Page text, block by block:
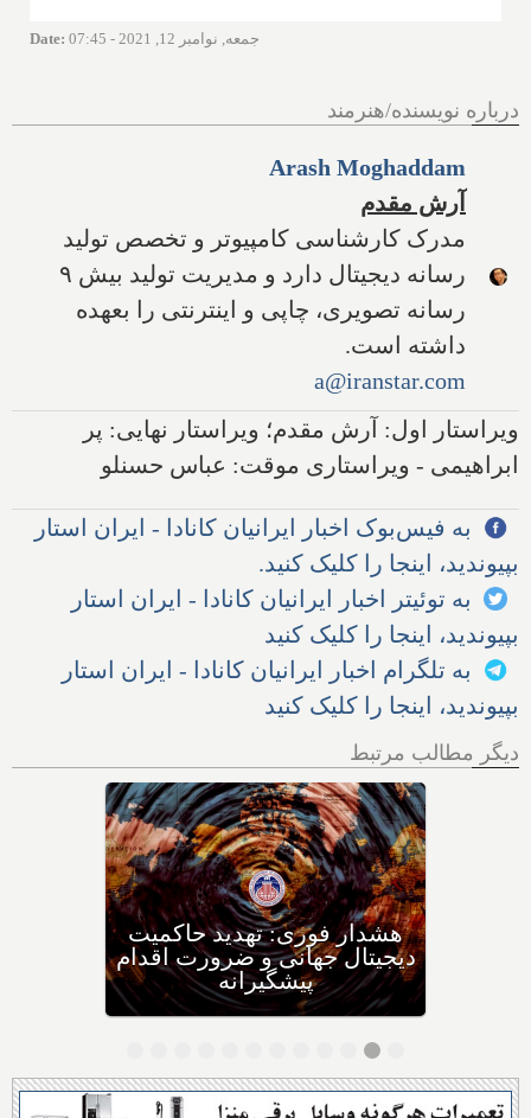
Date: جمعه, نوامبر 12, 2021 - 07:45
درباره نویسنده/هنرمند
Arash Moghaddam
آرش مقدم
مدرک کارشناسی کامپیوتر و تخصص تولید
رسانه دیجیتال دارد و مدیریت تولید بیش ۹
رسانه تصویری، چاپی و اینترنتی را بعهده
داشته است.
a@iranstar.com
ویراستار اول: آرش مقدم؛ ویراستار نهایی: پر
ابراهیمی - ویراستاری موقت: عباس حسنلو
به فیس‌بوک اخبار ایرانیان کانادا - ایران استار
بپیوندید، اینجا را کلیک کنید.
به توئیتر اخبار ایرانیان کانادا - ایران استار
بپیوندید، اینجا را کلیک کنید
به تلگرام اخبار ایرانیان کانادا - ایران استار
بپیوندید، اینجا را کلیک کنید
دیگر مطالب مرتبط
تحقیقات دانشمندان دانشگاهی
در مجارستان: چه غذاهایی را
برای چه سرطان‌هایی نباید
بخوریم، و چه غذاهایی را
بخوریم؟